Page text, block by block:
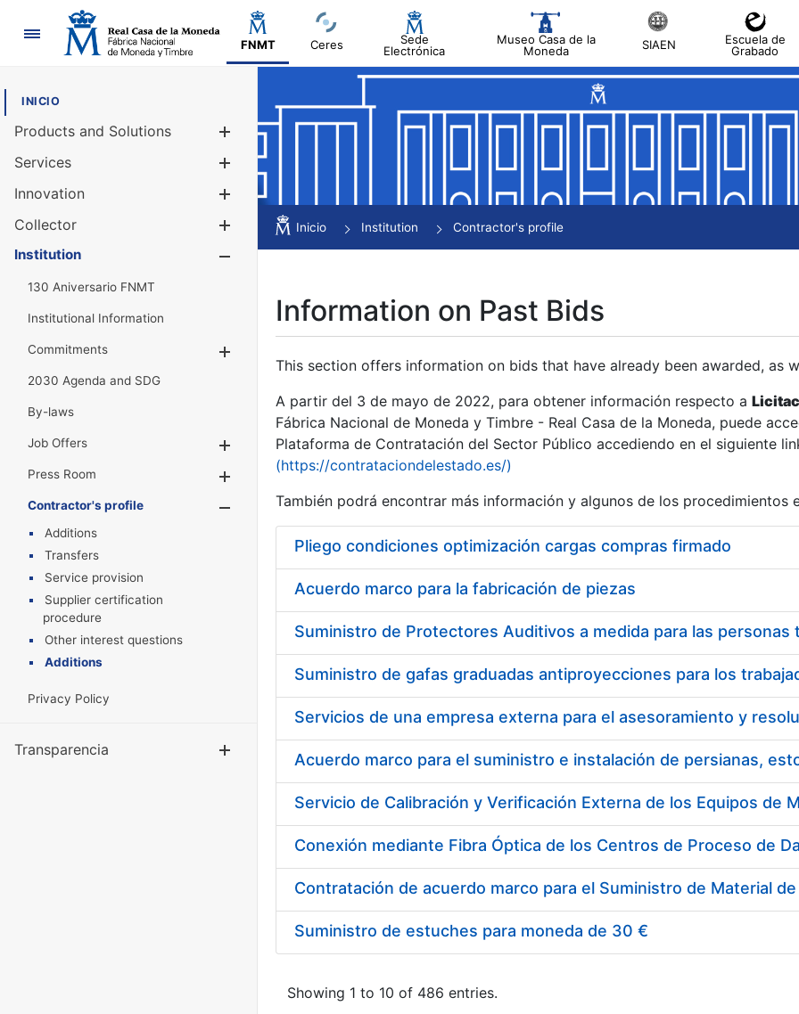
Navigation
FNMT Ceres
Sede
Electrónica
Museo Casa de la
Moneda
SIAEN
Escuela de
Grabado
INICIO
Products and Solutions
Services
Innovation
Collector
Show/Hide
Institution
130 Aniversario FNMT
Institutional Information
Commitments
2030 Agenda and SDG
By-laws
Job Offers
Show/Hide
Press Room
Show/Hide
Contractor's profile
Show/Hide
Additions
Transfers
Service provision
Supplier certification
procedure
Other interest questions
Additions
Privacy Policy
Transparencia Show/Hide
Inicio Institution Contractor's profile
Information on Past Bids
This section offers information on bids that have already been awarded, as
A partir del 3 de mayo de 2022, para obtener información respecto a
Fábrica Nacional de Moneda y Timbre - Real Casa de la Moneda, puede
Plataforma de Contratación del Sector Público accediendo en el siguiente
(https://contrataciondelestado.es/)
También podrá encontrar más información y algunos de los procedimientos
Pliego condiciones optimización cargas compras firmado
Acuerdo marco para la fabricación de piezas
Acuerdo marco para el suministro e instalación de persianas,
Suministro de estuches para moneda de 30 €
Showing 1 to 10 of 486 entries.